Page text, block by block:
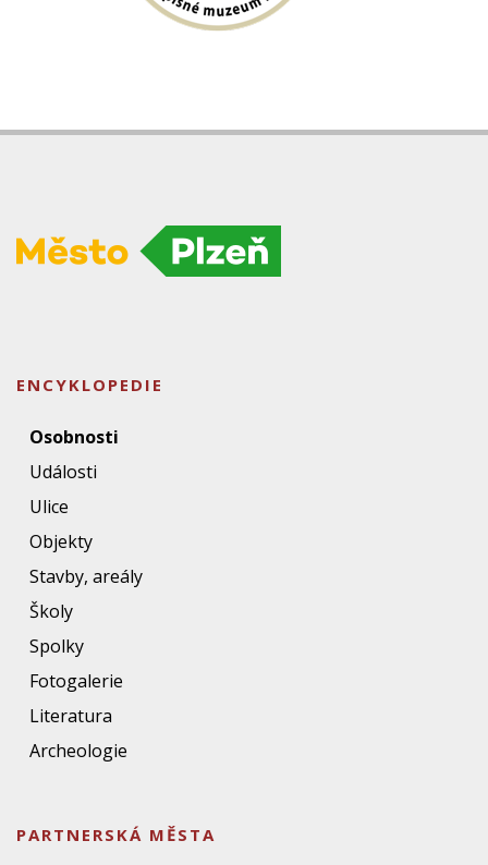
ENCYKLOPEDIE
Osobnosti
Události
Ulice
Objekty
Stavby, areály
Školy
Spolky
Fotogalerie
Literatura
Archeologie
PARTNERSKÁ MĚSTA